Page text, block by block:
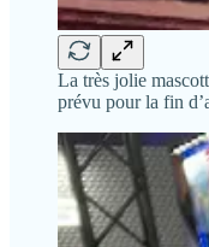
La très jolie
prévu pour la fin